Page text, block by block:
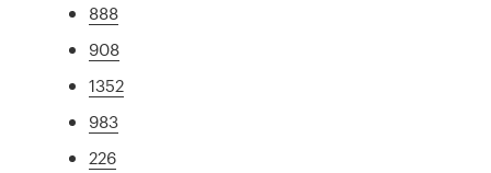
888
908
1352
983
226